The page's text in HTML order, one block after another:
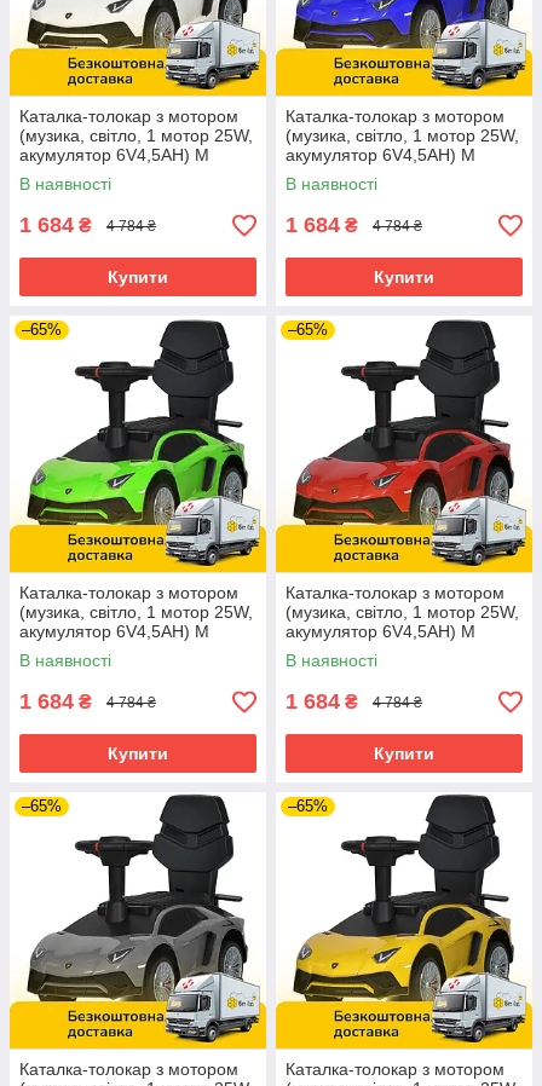
Каталка-толокар з мотором
(музика, світло, 1 мотор 25W,
акумулятор 6V4,5AH) M
5777EBL-1 Білий
В наявності
1 684 ₴ 4 784 ₴
Купити
Каталка-толокар з мотором
(музика, світло, 1 мотор 25W,
акумулятор 6V4,5AH) M
5777EBL-4 Синій
В наявності
1 684 ₴ 4 784 ₴
Купити
–65%
Каталка-толокар з мотором
(музика, світло, 1 мотор 25W,
акумулятор 6V4,5AH) M
5777EBL-5 Зелений
В наявності
1 684 ₴ 4 784 ₴
Купити
–65%
Каталка-толокар з мотором
(музика, світло, 1 мотор 25W,
акумулятор 6V4,5AH) M
5777EBL-3 Червоний
В наявності
1 684 ₴ 4 784 ₴
Купити
–65%
Каталка-толокар з мотором
–65%
Каталка-толокар з мотором